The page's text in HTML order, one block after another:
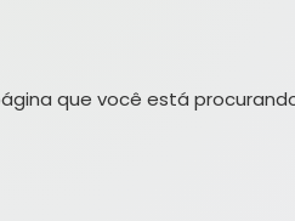
que você está